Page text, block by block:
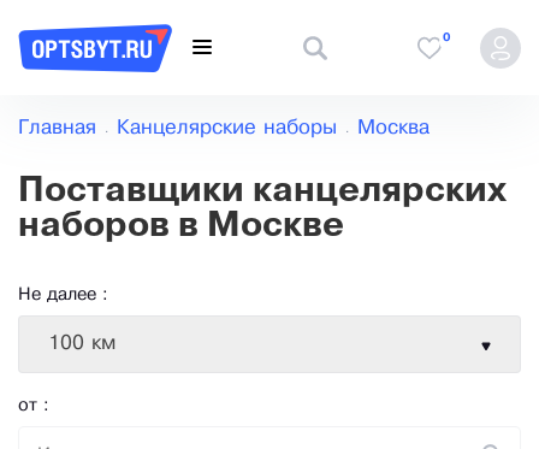
0
Главная Канцелярские наборы Москва
Поставщики канцелярских
наборов в Москве
Не далее :
100 км
от :